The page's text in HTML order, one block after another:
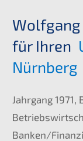
Wolfgang
für Ihren
Nürnberg
Jahrgang
Banken/